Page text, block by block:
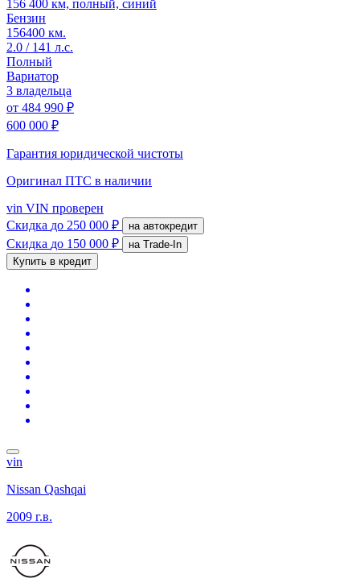
156 400 км, полный, синий
Бензин
156400 км.
2.0 / 141 л.с.
Полный
Вариатор
3 владельца
от 484 990 ₽
600 000 ₽
Гарантия юридической чистоты
Оригинал ПТС в наличии
vin VIN проверен
Скидка до 250 000 ₽ на автокредит
Скидка до 150 000 ₽
на Trade-In
Купить в кредит
vin
Nissan Qashqai
2009 г.в.